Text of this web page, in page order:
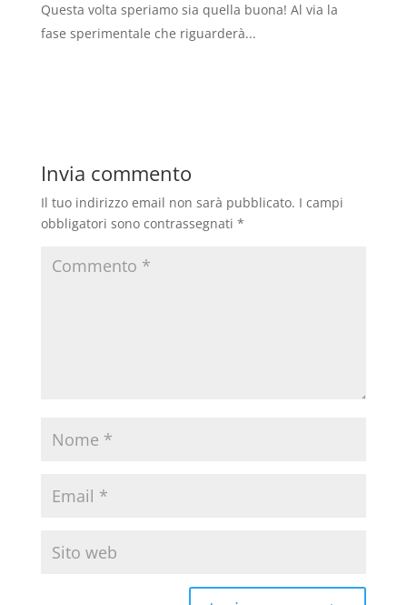
Questa volta speriamo sia quella buona! Al via la
fase sperimentale che riguarderà...
Invia commento
Il tuo indirizzo email non sarà pubblicato. I campi
obbligatori sono contrassegnati *